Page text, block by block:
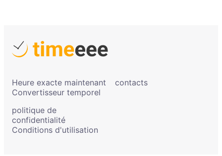
Heure exacte maintenant
Convertisseur temporel
contacts
politique de
confidentialité
Conditions d'utilisation